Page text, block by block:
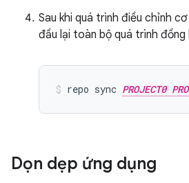
Sau khi quá trình điều chỉnh
đầu lại toàn bộ quá trình đồng
repo sync PROJECT0
Dọn dẹp ứng dụng